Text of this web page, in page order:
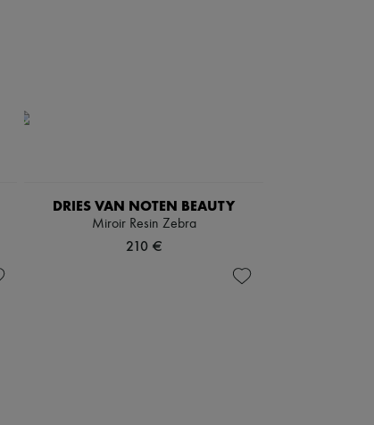
DRIES VAN NOTEN BEAUTY
Miroir Resin Zebra
210 €